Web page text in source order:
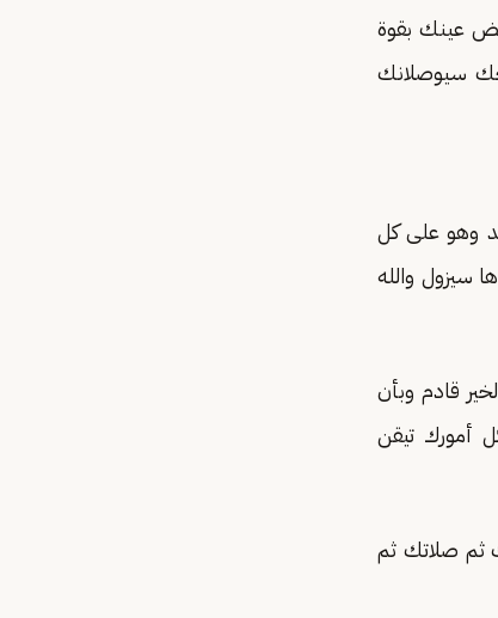
عينك بقوة
سيوصلانك
وهو على كل
سيزول والله
قادم وبأن
أمورك تيقن
ثم صلاتك ثم